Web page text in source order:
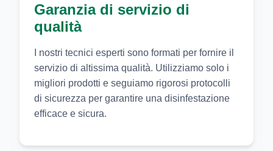
Garanzia di servizio di
qualità
I nostri tecnici esperti sono formati per fornire il
servizio di altissima qualità. Utilizziamo solo i
migliori prodotti e seguiamo rigorosi protocolli
di sicurezza per garantire una disinfestazione
efficace e sicura.